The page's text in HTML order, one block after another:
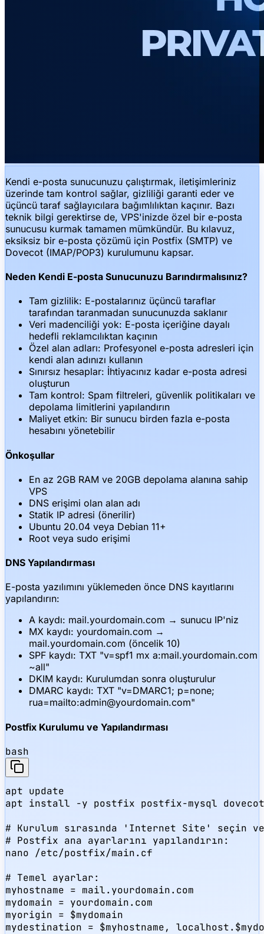
Kendi e-posta sunucunuzu çalıştırmak, iletişimleriniz
üzerinde tam kontrol sağlar, gizliliği garanti eder ve
üçüncü taraf sağlayıcılara bağımlılıktan kaçınır. Bazı
teknik bilgi gerektirse de, VPS'inizde özel bir e-posta
sunucusu kurmak tamamen mümkündür. Bu kılavuz,
eksiksiz bir e-posta çözümü için Postfix (SMTP) ve
Dovecot (IMAP/POP3) kurulumunu kapsar.
Neden Kendi E-posta Sunucunuzu Barındırmalısınız?
Tam gizlilik: E-postalarınız üçüncü taraflar
tarafından taranmadan sunucunuzda saklanır
Veri madenciliği yok: E-posta içeriğine dayalı
hedefli reklamcılıktan kaçının
Özel alan adları: Profesyonel e-posta adresleri için
kendi alan adınızı kullanın
Sınırsız hesaplar: İhtiyacınız kadar e-posta adresi
oluşturun
Tam kontrol: Spam filtreleri, güvenlik politikaları ve
depolama limitlerini yapılandırın
Maliyet etkin: Bir sunucu birden fazla e-posta
hesabını yönetebilir
Önkoşullar
En az 2GB RAM ve 20GB depolama alanına sahip
VPS
DNS erişimi olan alan adı
Statik IP adresi (önerilir)
Ubuntu 20.04 veya Debian 11+
Root veya sudo erişimi
DNS Yapılandırması
E-posta yazılımını yüklemeden önce DNS kayıtlarını
yapılandırın:
A kaydı: mail.yourdomain.com → sunucu IP'niz
MX kaydı: yourdomain.com →
mail.yourdomain.com (öncelik 10)
SPF kaydı: TXT "v=spf1 mx a:mail.yourdomain.com
~all"
DKIM kaydı: Kurulumdan sonra oluşturulur
DMARC kaydı: TXT "v=DMARC1; p=none;
rua=mailto:admin@yourdomain.com"
Postfix Kurulumu ve Yapılandırması
bash
apt update
apt install -y postfix postfix-mysql dovecot-
# Kurulum sırasında 'Internet Site' seçin
# Postfix ana ayarlarını yapılandırın:
nano /etc/postfix/main.cf
# Temel ayarlar:
myhostname = mail.yourdomain.com
mydomain = yourdomain.com
myorigin = $mydomain
mydestination = $myhostname,